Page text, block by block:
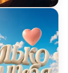
Люблю Тебя